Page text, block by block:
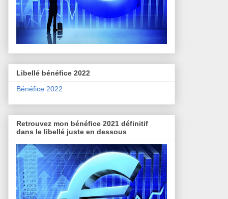
Libellé bénéfice 2022
Bénéfice 2022
Retrouvez mon bénéfice 2021 définitif
dans le libellé juste en dessous